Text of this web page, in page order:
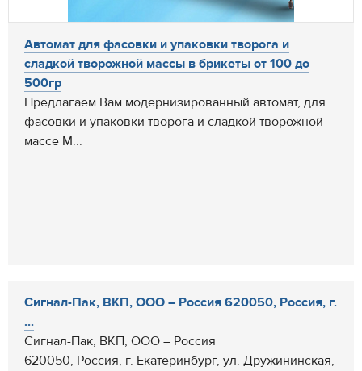
Автомат для фасовки и упаковки творога и
сладкой творожной массы в брикеты от 100 до
500гр
Предлагаем Вам модернизированный автомат, для
фасовки и упаковки творога и сладкой творожной
массе М...
Cигнал-Пак, ВКП, ООО – Россия 620050, Россия, г.
...
Cигнал-Пак, ВКП, ООО – Россия
620050, Россия, г. Екатеринбург, ул. Дружининская,